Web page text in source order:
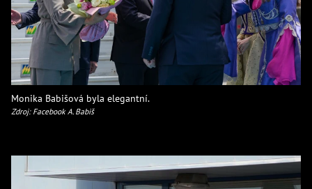
Monika Babišová byla elegantní.
Zdroj: Facebook A. Babiš